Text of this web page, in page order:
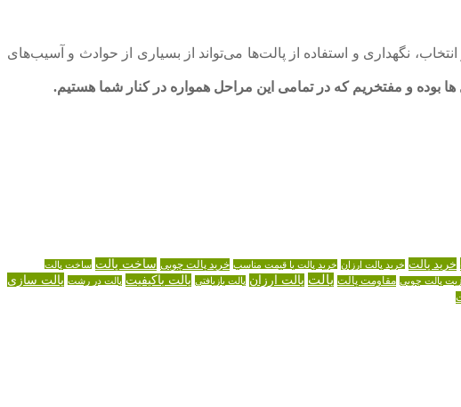
نگهداری و استفاده از پالت‌ها می‌تواند از بسیاری از حوادث و آسیب‌های
بوده و مفتخریم که در تمامی این مراحل همواره در کنار شما هستیم.
خرید پالت خرید پالت ارزان خرید پالت با قیمت مناسب خرید پالت چوبی ساخت پالت ساخت پالت
پالت چوبی مقاومت پالت پالت پالت ارزان پالت بازیافتی پالت باکیفیت پالت در رشت پالت سازی